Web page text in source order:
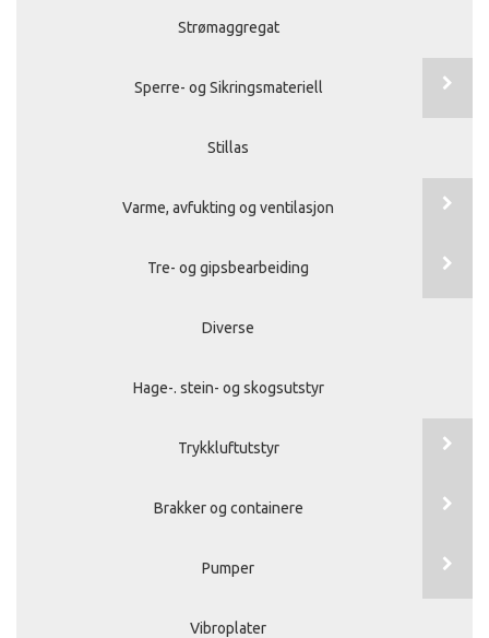
Strømaggregat
Sperre- og Sikringsmateriell
Stillas
Varme, avfukting og ventilasjon
Tre- og gipsbearbeiding
Diverse
Hage-. stein- og skogsutstyr
Trykkluftutstyr
Brakker og containere
Pumper
Vibroplater